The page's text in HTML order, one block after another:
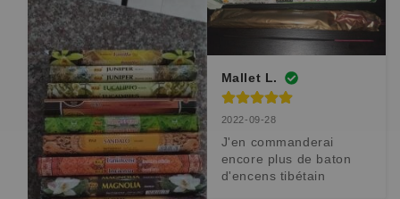
Mallet L.
2022-09-28
J'en commanderai
encore plus de baton
d'encens tibétain